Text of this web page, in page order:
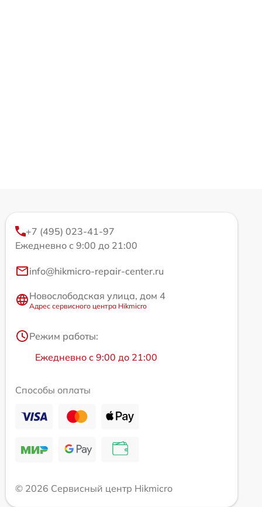
+7 (495) 023-41-97
Ежедневно с 9:00 до 21:00
info@hikmicro-repair-center.ru
Новослободская улица, дом 4
Адрес сервисного центра Hikmicro
Режим работы:
Ежедневно с 9:00 до 21:00
Способы оплаты
© 2026 Сервисный центр Hikmicro